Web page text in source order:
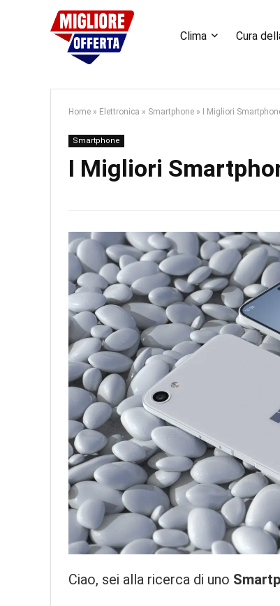
Clima Cura
Home » Elettronica » Smartphone » I Migliori
Smartphone
I Migliori
Ciao, sei alla ricerca di uno